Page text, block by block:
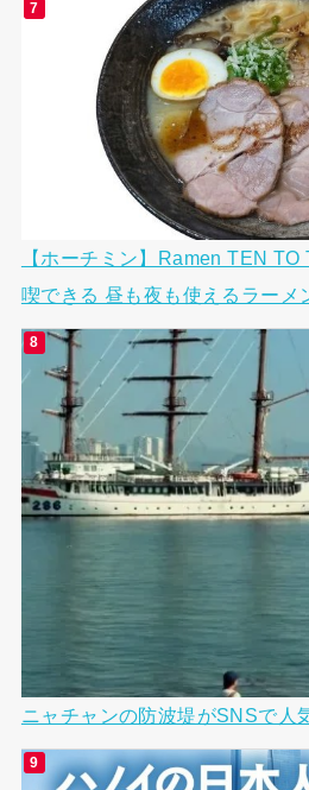
【ホーチミン】Ramen TEN
喫できる 昼も夜も使えるラーメ
ニャチャンの防波堤がSNSで人